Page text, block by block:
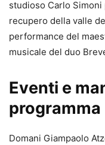
studioso Carlo
recupero della valle
performance del
musicale del duo
Eventi e
programma
Domani Giampaolo